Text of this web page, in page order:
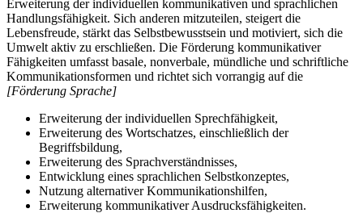
Erweiterung der individuellen kommunikativen und sprachlichen
Handlungsfähigkeit. Sich anderen mitzuteilen, steigert die
Lebensfreude, stärkt das Selbstbewusstsein und motiviert, sich die
Umwelt aktiv zu erschließen. Die Förderung kommunikativer
Fähigkeiten umfasst basale, nonverbale, mündliche und schriftliche
Kommunikationsformen und richtet sich vorrangig auf die
[Förderung Sprache]
Erweiterung der individuellen Sprechfähigkeit,
Erweiterung des Wortschatzes, einschließlich der
Begriffsbildung,
Erweiterung des Sprachverständnisses,
Entwicklung eines sprachlichen Selbstkonzeptes,
Nutzung alternativer Kommunikationshilfen,
Erweiterung kommunikativer Ausdrucksfähigkeiten.